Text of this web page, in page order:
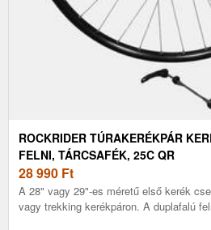
ROCKRIDER TÚRAKERÉKPÁR
FELNI, TÁRCSAFÉK, 25C QR
28 990 Ft
A 28" vagy 29"-es méretű első kerék
vagy trekking kerékpáron. A duplafalú